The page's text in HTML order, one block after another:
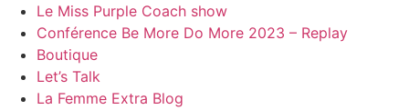
Le Miss Purple Coach show
Conférence Be More Do More 2023 – Replay
Boutique
Let’s Talk
La Femme Extra Blog